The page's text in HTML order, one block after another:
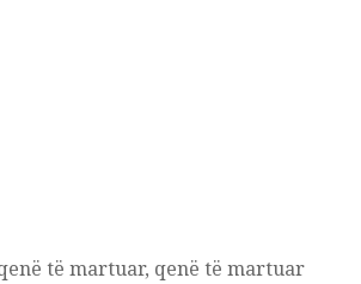
të martuar, qenë të martuar